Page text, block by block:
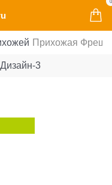
0
Прихожая Фреш-
3